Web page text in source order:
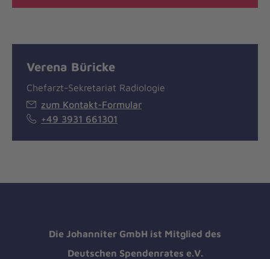
Verena Büricke
Chefarzt-Sekretariat Radiologie
zum Kontakt-Formular
+49 3931 661301
Die Johanniter GmbH ist Mitglied des
Deutschen Spendenrates e.V.